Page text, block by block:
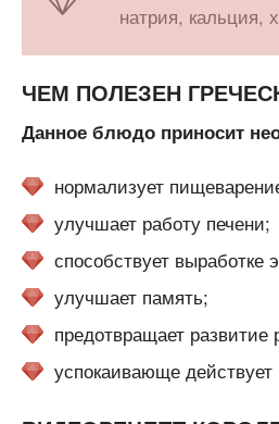
натрия, кальция,
ЧЕМ ПОЛЕЗЕН
Данное блюдо приносит
нормализует
улучшает работу печени;
способствует выработке
улучшает память;
предотвращает
успокаивающе